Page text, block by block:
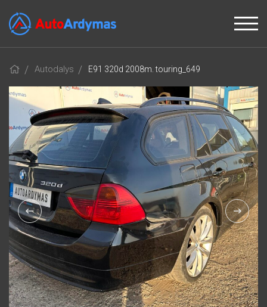
Autodalys E91 320d 2008m. touring_649